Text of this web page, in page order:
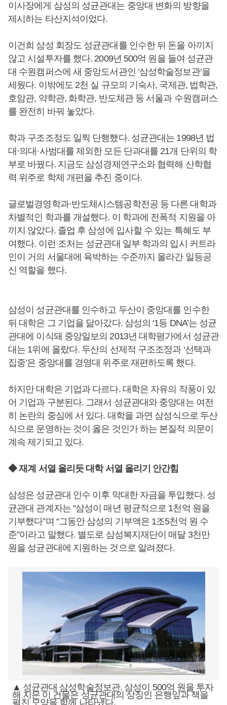
이사장에게 삼성의 성균관대는 중앙대 변화의 방향을
제시하는 타산지석이었다.
이건희 삼성 회장도 성균관대를 인수한 뒤 돈을 아끼지
않고 시설투자를 했다. 2009년 500억 원을 들여 성균관
대 수원캠퍼스에 새 중앙도서관인 ‘삼성학술정보관’을
세웠다. 이밖에도 2천 실 규모의 기숙사, 국제관, 법학관,
호암관, 약학관, 화학관, 반도체관 등 서울과 수원캠퍼스
를 완전히 바꿔 놓았다.
학과 구조조정도 일찍 단행했다. 성균관대는 1998년 법
대·의대·사범대를 제외한 모든 단과대를 21개 단위의 학
부로 바꿨다. 지금도 삼성경제연구소와 협력해 산학협
력 위주로 학제 개편을 추진 중이다.
글로벌경영학과·반도체시스템공학전공 등 다른 대학과
차별적인 학과를 개설했다. 이 학과에 전폭적 지원을 아
끼지 않았다. 졸업 후 삼성에 입사할 수 있는 특혜도 부
여했다. 이런 조처는 성균관대 일부 학과의 입시 커트라
인이 거의 서울대에 육박하는 수준까지 올라간 일등공
신 역할을 했다.
삼성이 성균관대를 인수하고 두산이 중앙대를 인수한
뒤 대학은 그 기업을 닮아갔다. 삼성의 ‘1등 DNA’는 성균
관대에 이식돼 중앙일보의 2013년 대학평가에서 성균관
대는 1위에 올랐다. 두산의 선제적 구조조정과 ‘선택과
집중’은 중앙대를 경영대 위주로 재편하도록 했다.
하지만 대학은 기업과 다르다. 대학은 자유의 작풍이 있
어 기업과 구분된다. 그래서 성균관대와 중앙대는 여전
히 논란의 중심에 서 있다. 대학을 과연 삼성식으로 두산
식으로 운영하는 것이 옳은 것인가 하는 본질적 의문이
계속 제기되고 있다.
◆ 재계 서열 올리듯 대학 서열 올리기 안간힘
삼성은 성균관대 인수 이후 막대한 자금을 투입했다. 성
균관대 관계자는 “삼성이 매년 평균적으로 1천억 원을
기부했다”며 “그동안 삼성의 기부액은 1조5천억 원 수
준”이라고 말했다. 별도로 삼성복지재단이 매달 3천만
원을 성균관대에 지원하는 것으로 알려졌다.
▲ 성균관대 삼성학술정보관. 삼성이 500억 원을 투자
해 지은 이 건물은 성균관대의 상징인 은행잎과 책을
펼친 모양을 함께 나타냈다.